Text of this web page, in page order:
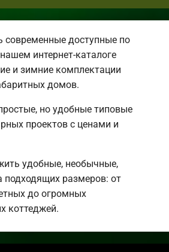
современные доступные по
интернет-каталоге
и зимние комплектации
домов.
но удобные типовые
проектов с ценами и
удобные, необычные,
подходящих размеров: от
до огромных
коттеджей.